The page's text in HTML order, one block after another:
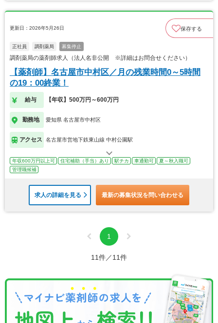
更新日：2026年5月26日 保存する
正社員 調剤薬局 募集停止
調剤薬局の薬剤師求人（法人名非公開 ※詳細はお問合せください）
【薬剤師】名古屋市中村区／月の残業時間0～5時間
の19：00終業！
給与 【年収】500万円～600万円
勤務地 愛知県 名古屋市中村区
アクセス 名古屋市営地下鉄東山線 中村公園駅
年収600万円以上可 住宅補助（手当）あり 駅チカ 車通勤可
夏～秋入職可
管理職候補
求人の詳細を見る 最新の募集状況を問い合わせる
1
11件／11件